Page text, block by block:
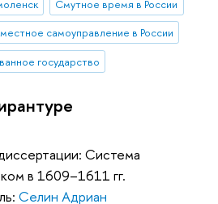
Смутное время в России
местное самоуправление в России
государство
Система
в 1609–1611 гг.
Селин Адриан